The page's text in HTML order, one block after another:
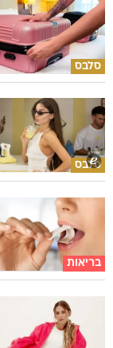
סלבס
סלבס
בריאות